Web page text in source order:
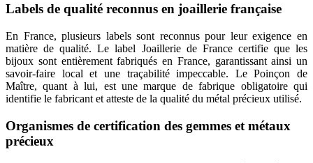
Labels de qualité reconnus en joaillerie française
En France, plusieurs labels sont reconnus pour leur exigence en
matière de qualité. Le label Joaillerie de France certifie que les
bijoux sont entièrement fabriqués en France, garantissant ainsi un
savoir-faire local et une traçabilité impeccable. Le Poinçon de
Maître, quant à lui, est une marque de fabrique obligatoire qui
identifie le fabricant et atteste de la qualité du métal précieux utilisé.
Organismes de certification des gemmes et métaux
précieux